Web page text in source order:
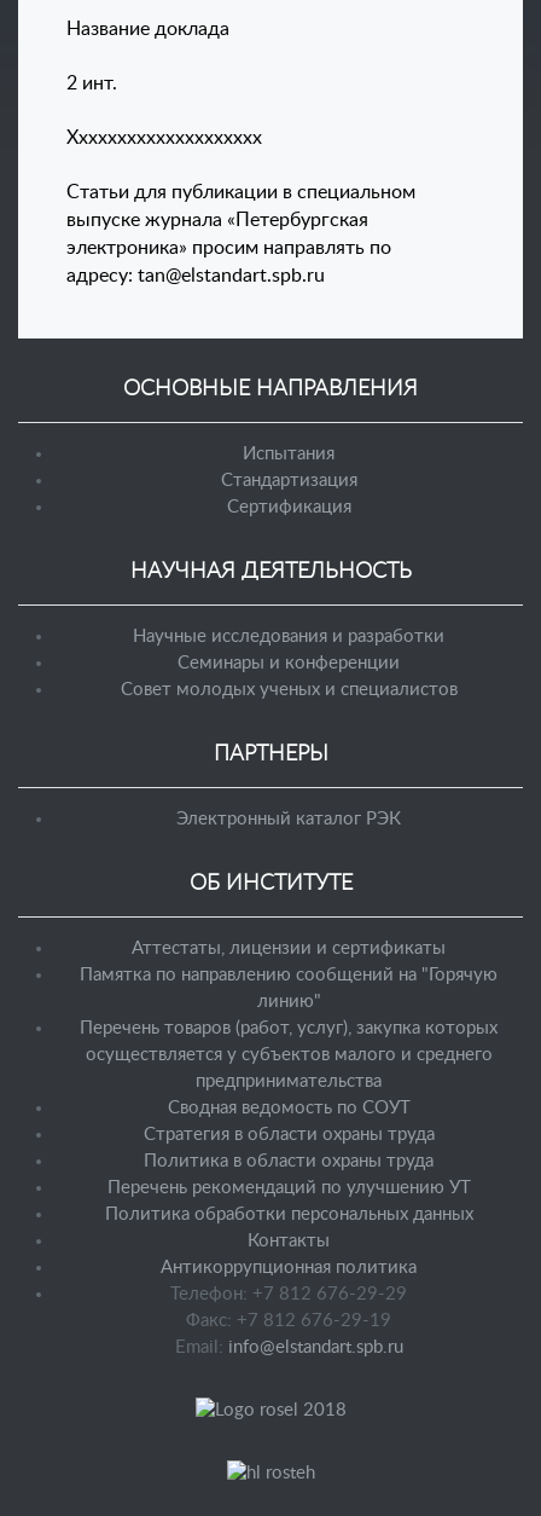
Название доклада
2 инт.
Хххххххххххххххххххх
Статьи для публикации в специальном
выпуске журнала «Петербургская
электроника» просим направлять по
адресу: tan@elstandart.spb.ru
ОСНОВНЫЕ НАПРАВЛЕНИЯ
Испытания
Стандартизация
Сертификация
НАУЧНАЯ ДЕЯТЕЛЬНОСТЬ
Научные исследования и разработки
Семинары и конференции
Совет молодых ученых и специалистов
ПАРТНЕРЫ
Электронный каталог РЭК
ОБ ИНСТИТУТЕ
Аттестаты, лицензии и сертификаты
Памятка по направлению сообщений на "Горячую
линию"
Перечень товаров (работ, услуг), закупка которых
осуществляется у субъектов малого и среднего
предпринимательства
Сводная ведомость по СОУТ
Стратегия в области охраны труда
Политика в области охраны труда
Перечень рекомендаций по улучшению УТ
Политика обработки персональных данных
Контакты
Антикоррупционная политика
Телефон: +7 812 676-29-29
Факс: +7 812 676-29-19
Email: info@elstandart.spb.ru